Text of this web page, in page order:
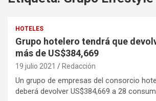
HOTELES
Grupo hotelero tendrá que
más de US$384,669
19 julio 2021 Redacción
Un grupo de empresas del consorcio
deberá devolver US$384,669 a 28